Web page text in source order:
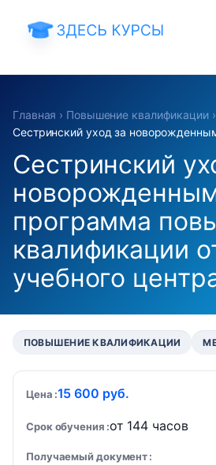
Главная › Повышение квалификации›
Сестринский уход за
Сестринский
программа
квалификации
учебного
ПОВЫШЕНИЕ КВАЛИФИКАЦИИ
Цена 15 600 руб.
Срок обучения от 144 часов
Получаемый документ